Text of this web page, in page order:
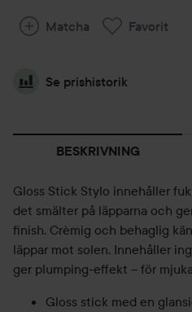
Matcha Favorit
Se prishistorik
BESKRIVNING
Gloss Stick Stylo innehåller
det smälter på läpparna och
finish. Crèmig och behaglig
läppar mot solen. Innehåller
ger plumping-effekt – för
Gloss stick med en